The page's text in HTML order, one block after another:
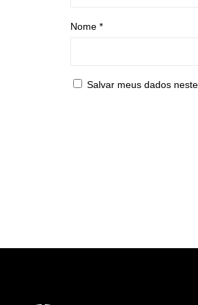
Nome *
Salvar meus dados